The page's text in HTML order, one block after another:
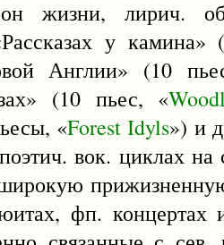
жизни, лирич.
у камина»
Англии» (10
(10 пьес, «
«Forest Idyls») и
вок. циклах на
широкую
фп. концертах